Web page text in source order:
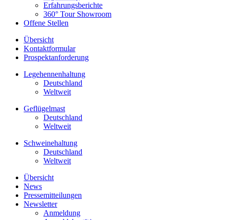
Erfahrungsberichte
360° Tour Showroom
Offene Stellen
Übersicht
Kontaktformular
Prospektanforderung
Legehennenhaltung
Deutschland
Weltweit
Geflügelmast
Deutschland
Weltweit
Schweinehaltung
Deutschland
Weltweit
Übersicht
News
Pressemitteilungen
Newsletter
Anmeldung